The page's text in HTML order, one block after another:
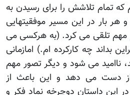
که تمام تلاشش را برای رسیدن به
بار در این مسیر موفقیتهایی
مهم تلقی می کرد. (به هرکسی می
بداند چه کارکرده ام.) امازمانی
می شود و دیگر تصور مهم
از دست می دهد و این باعث از
این داستان دوچرخه نماد فکر و